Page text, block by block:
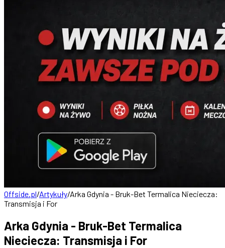
Offside.pl/Artykuły/Arka Gdynia - Bruk-Bet Termalica Nieciecza:
Transmisja i For
Arka Gdynia - Bruk-Bet Termalica
Nieciecza: Transmisja i For